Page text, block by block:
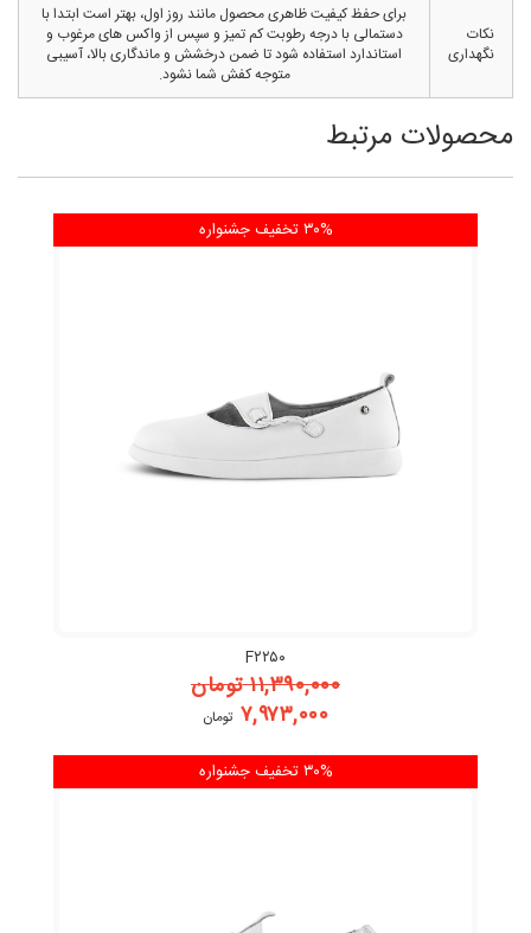
نکات
نگهداری
برای حفظ کیفیت ظاهری محصول مانند روز اول، بهتر است ابتدا با
دستمالی با درجه رطوبت کم تمیز و سپس از واکس های مرغوب و
استاندارد استفاده شود تا ضمن درخشش و ماندگاری بالا، آسیبی
متوجه کفش شما نشود.
محصولات مرتبط
F۲۲۵۰
۱۱,۳۹۰,۰۰۰تومان
۷,۹۷۳,۰۰۰ تومان
۳۰% تخفیف جشنواره
۳۰% تخفیف جشنواره